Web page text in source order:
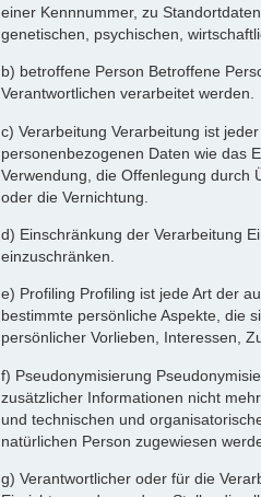
einer Kennnummer, zu
genetischen, psychischen,
b) betroffene Person Betroffene
Verantwortlichen verarbeitet werden.
c) Verarbeitung Verarbeitung ist
personenbezogenen Daten wie das
Verwendung, die Offenlegung durch
oder die Vernichtung.
d) Einschränkung der Verarbeitung
einzuschränken.
e) Profiling Profiling ist jede Art der
bestimmte persönliche Aspekte, die
persönlicher Vorlieben, Interessen,
f) Pseudonymisierung
zusätzlicher Informationen nicht
und technischen und
natürlichen Person zugewiesen
g) Verantwortlicher oder für die